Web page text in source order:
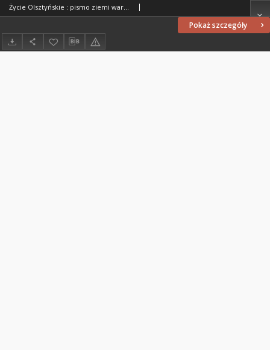
Pokaż szczegóły
Życie Olsztyńskie : pismo ziemi warmińsko-mazurskiej, 1954, nr 89